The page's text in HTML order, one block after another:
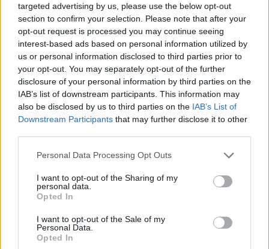
targeted advertising by us, please use the below opt-out
section to confirm your selection. Please note that after your
opt-out request is processed you may continue seeing
interest-based ads based on personal information utilized by
us or personal information disclosed to third parties prior to
your opt-out. You may separately opt-out of the further
disclosure of your personal information by third parties on the
IAB’s list of downstream participants. This information may
also be disclosed by us to third parties on the IAB’s List of
Downstream Participants that may further disclose it to other
Please note that this website/app uses one or more Google
not limited to your visit or usage behaviour. You may click to
grant or deny consent to Google and its third-party tags to
use your data for below specified purposes in below Google
consent section.
Personal Data Processing Opt Outs
I want to opt-out of the Sharing of my
personal data.
Opted In
I want to opt-out of the Sale of my
Personal Data.
Opted In
Continua a leggere
STORIA DEL CALCIO